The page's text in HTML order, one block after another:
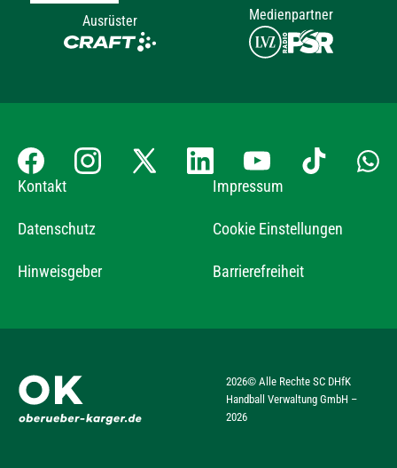
Ausrüster Medienpartner
Kontakt Impressum
Datenschutz Cookie Einstellungen
Hinweisgeber Barrierefreiheit
2026© Alle Rechte SC DHfK
Handball Verwaltung GmbH –
2026